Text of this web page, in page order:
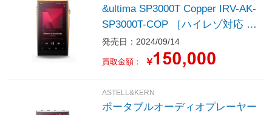
&ultima SP3000T Copper IRV-AK-
SP3000T-COP ［ハイレゾ対応 /2
56GB］
発売日：2024/09/14
買取金額： ￥
ASTELL&KERN
ポータブルオーディオプレーヤー